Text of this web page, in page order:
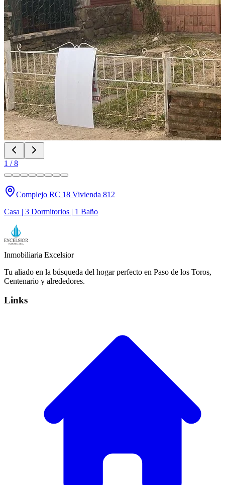
1 /8
Complejo RC 18 Vivienda 812
Casa | 3 Dormitorios | 1 Baño
Inmobiliaria Excelsior
Tu aliado en la búsqueda del hogar perfecto en Paso de los Toros,
Centenario y alrededores.
Links